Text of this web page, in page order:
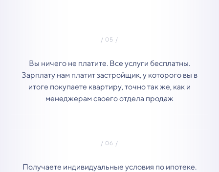
Вы ничего не платите. Все услуги бесплатны.
Зарплату нам платит застройщик, у которого вы в
итоге покупаете квартиру, точно так же, как и
менеджерам своего отдела продаж
Получаете индивидуальные условия по ипотеке.